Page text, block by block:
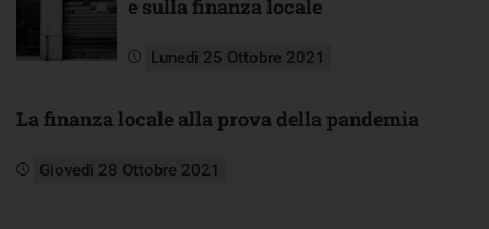
e sulla finanza locale
Lunedì 25 Ottobre 2021
La finanza locale alla prova della pandemia
Giovedì 28 Ottobre 2021